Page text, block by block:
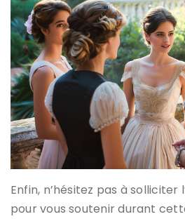
Enfin, n’hésitez pas à solliciter
pour vous soutenir durant